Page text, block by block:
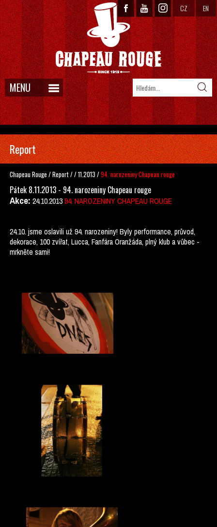
CZ EN
MENU
Report
Chapeau Rouge /Report//11.2013 /94. narozeniny Chapeau rouge
Pátek 8.11.2013 - 94. narozeniny Chapeau rouge
Akce: 24.10.201394. NAROZENINY CHAPEAU ROUGE
24.10. jsme oslavili už 94. narozeniny! Byly performance, průvod,
dekorace, 100 zvířat, Lucca, Fanfára Oranžáda, plný klub a vůbec -
mrkněte sami!